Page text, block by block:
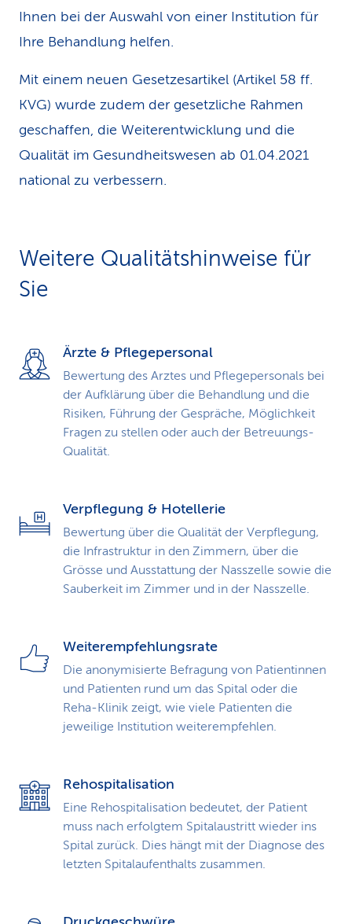
Ihnen bei der Auswahl von einer Institution für
Ihre Behandlung helfen.
Mit einem neuen Gesetzesartikel (Artikel 58 ff.
KVG) wurde zudem der gesetzliche Rahmen
geschaffen, die Weiterentwicklung und die
Qualität im Gesundheitswesen ab 01.04.2021
national zu verbessern.
Weitere Qualitätshinweise für
Sie
Ärzte & Pflegepersonal
Bewertung des Arztes und Pflegepersonals bei
der Aufklärung über die Behandlung und die
Risiken, Führung der Gespräche, Möglichkeit
Fragen zu stellen oder auch der Betreuungs-
Qualität.
Verpflegung & Hotellerie
Bewertung über die Qualität der Verpflegung,
die Infrastruktur in den Zimmern, über die
Grösse und Ausstattung der Nasszelle sowie die
Sauberkeit im Zimmer und in der Nasszelle.
Weiterempfehlungsrate
Die anonymisierte Befragung von Patientinnen
und Patienten rund um das Spital oder die
Reha-Klinik zeigt, wie viele Patienten die
jeweilige Institution weiterempfehlen.
Rehospitalisation
Eine Rehospitalisation bedeutet, der Patient
muss nach erfolgtem Spitalaustritt wieder ins
Spital zurück. Dies hängt mit der Diagnose des
letzten Spitalaufenthalts zusammen.